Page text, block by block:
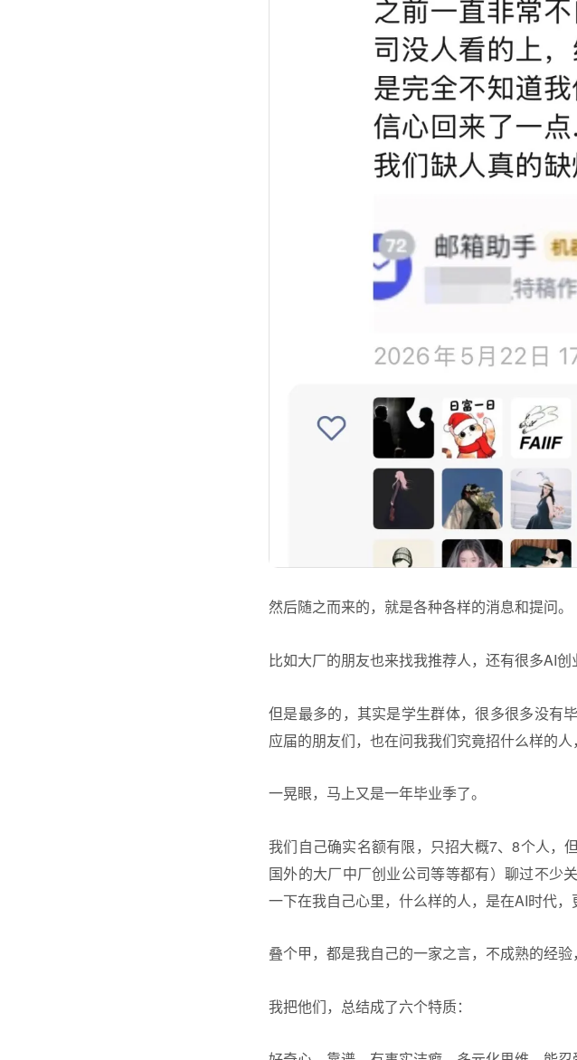
然后随之而来的，就是各种各样的消息和提问。
比如大厂的朋友也来找我推荐人，还有很多AI
但是最多的，其实是学生群体，很多很多没有
应届的朋友们，也在问我我们究竟招什么样的人
一晃眼，马上又是一年毕业季了。
我们自己确实名额有限，只招大概7、8个人，
国外的大厂中厂创业公司等等都有）聊过不少
一下在我自己心里，什么样的人，是在AI时代，
叠个甲，都是我自己的一家之言，不成熟的经
我把他们，总结成了六个特质：